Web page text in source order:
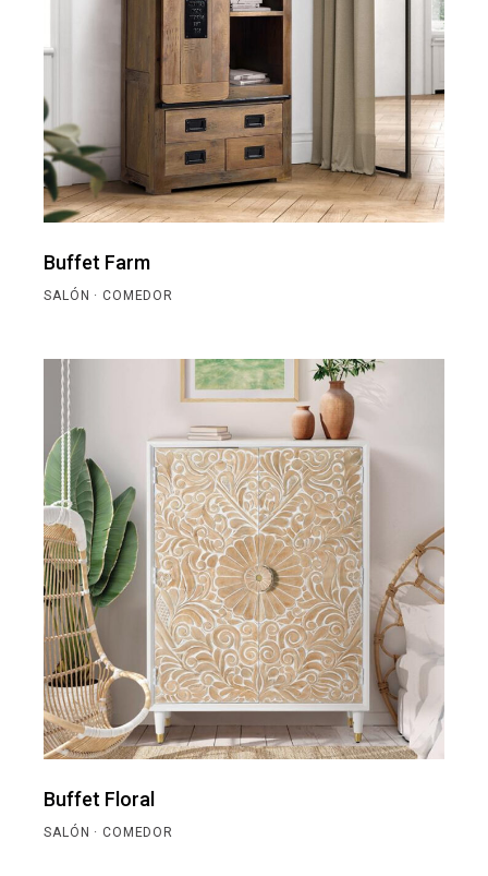
Buffet Farm
SALÓN · COMEDOR
Buffet Floral
SALÓN · COMEDOR